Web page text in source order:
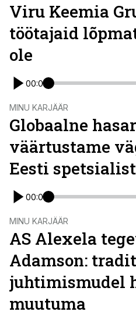
Viru Keemia
töötajaid
ole
00:00
ST
MINU KARJÄÄR
Globaalne
väärtustame
Eesti
00:00
ST
MINU KARJÄÄR
AS Alexela
Adamson:
juhtimismudel
muutuma